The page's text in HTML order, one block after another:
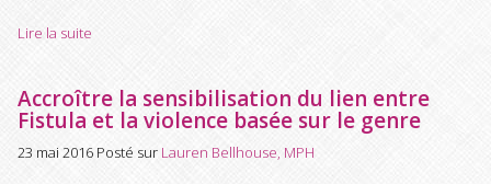
Lire la suite
Accroître la sensibilisation du lien entre
Fistula et la violence basée sur le genre
23 mai 2016 Posté sur Lauren Bellhouse, MPH